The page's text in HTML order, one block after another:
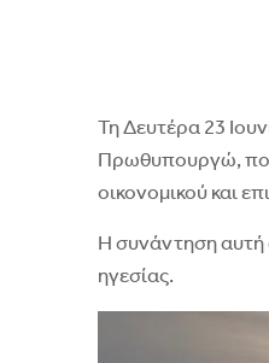
Τη Δευτέρα 23
Πρωθυπουργώ, που
οικονομικού και
Η συνάντηση αυτή
ηγεσίας.